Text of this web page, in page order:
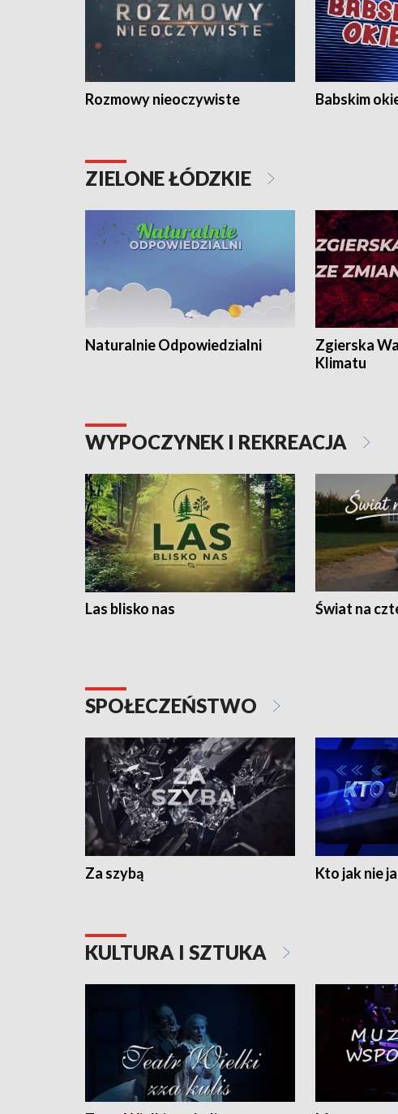
Rozmowy nieoczywiste Babskim
ZIELONE ŁÓDZKIE
Naturalnie Odpowiedzialni
Zgierska
Klimatu
WYPOCZYNEK I REKREACJA
Las blisko nas Świat na
SPOŁECZEŃSTWO
Za szybą Kto jak nie ja
KULTURA I SZTUKA